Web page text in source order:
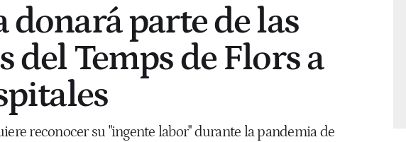
donará parte de las
del Temps de Flors a
reconocer su "ingente labor" durante la pandemia de